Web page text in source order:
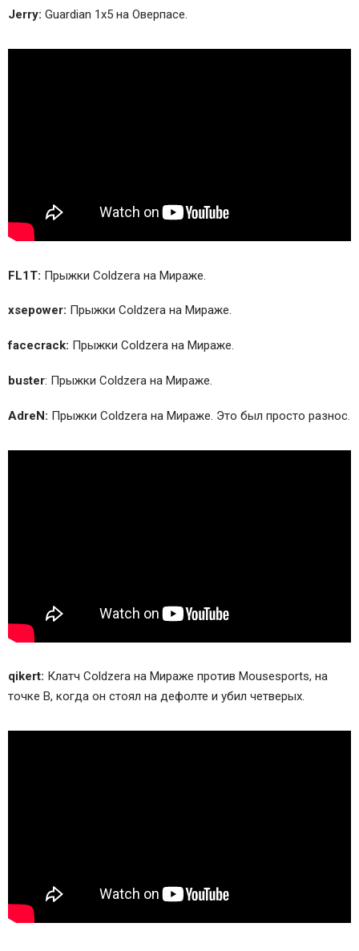
Jerry: Guardian 1х5 на Оверпасе.
FL1T: Прыжки Coldzera на Мираже.
xsepower: Прыжки Coldzera на Мираже.
facecrack: Прыжки Coldzera на Мираже.
buster: Прыжки Coldzera на Мираже.
AdreN: Прыжки Coldzera на Мираже. Это был просто разнос.
qikert: Клатч Coldzera на Мираже против Mousesports, на
точке B, когда он стоял на дефолте и убил четверых.